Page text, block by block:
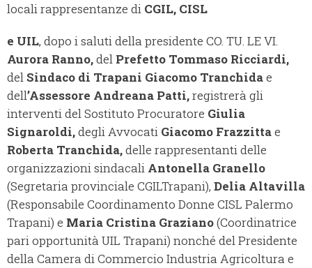
locali rappresentanze di CGIL, CISL
e UIL, dopo i saluti della presidente CO. TU. LE VI.
Aurora Ranno,del Prefetto Tommaso Ricciardi,
del Sindaco di Trapani Giacomo Tranchidae
dell’Assessore Andreana Patti,registrerà gli
interventi del Sostituto Procuratore Giulia
Signaroldi,degli Avvocati Giacomo Frazzittae
Roberta Tranchida,delle rappresentanti delle
organizzazioni sindacali Antonella Granello
(Segretaria provinciale CGILTrapani), Delia Altavilla
(Responsabile Coordinamento Donne CISL Palermo
Trapani) e Maria Cristina Graziano(Coordinatrice
pari opportunità UIL Trapani) nonché del Presidente
della Camera di Commercio Industria Agricoltura e